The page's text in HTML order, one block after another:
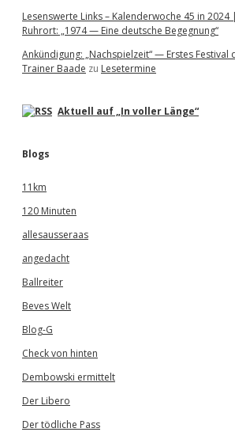
Lesenswerte Links – Kalenderwoche 45 in 2024 |
Ruhrort: „1974 — Eine deutsche Begegnung“
Ankündigung: „Nachspielzeit“ — Erstes Festival
Trainer Baade zu Lesetermine
Aktuell auf „In voller Länge“
Blogs
11km
120 Minuten
allesausseraas
angedacht
Ballreiter
Beves Welt
Blog-G
Check von hinten
Dembowski ermittelt
Der Libero
Der tödliche Pass